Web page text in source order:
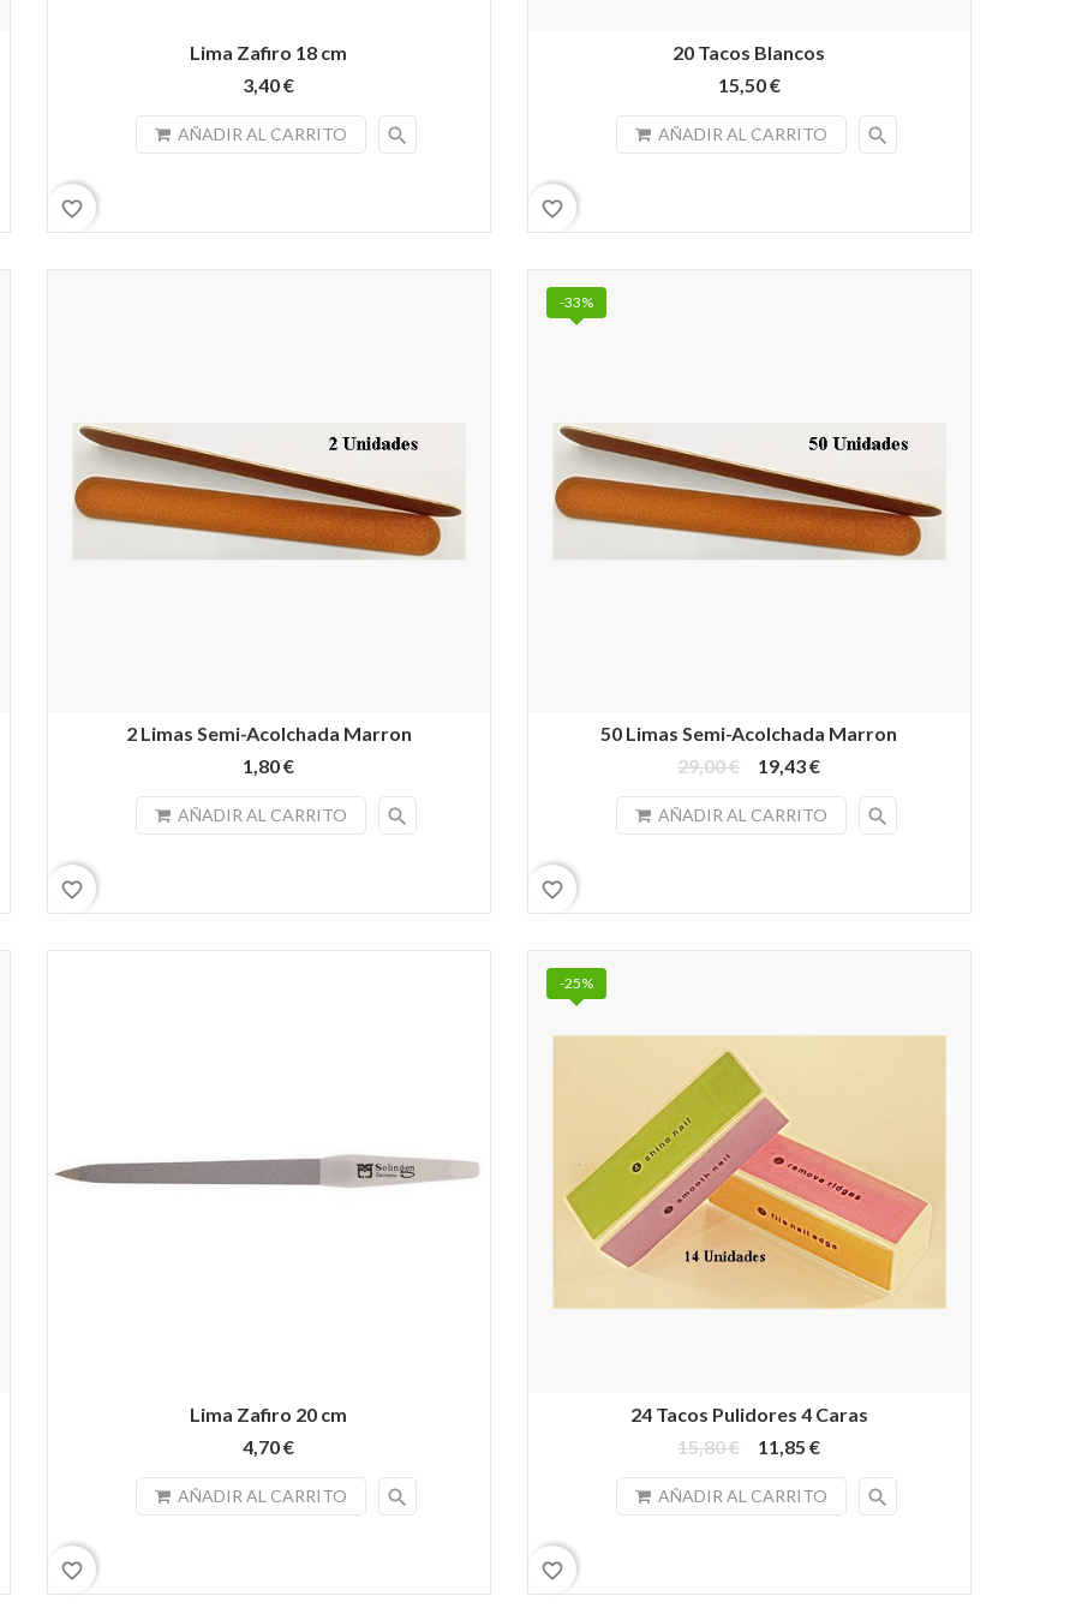
Lima Zafiro 18 cm
3,40 €
AÑADIR AL CARRITO search
favorite_border
20 Tacos Blancos
15,50 €
AÑADIR AL CARRITO search
favorite_border
2 Limas Semi-Acolchada Marron
1,80 €
AÑADIR AL CARRITO search
favorite_border
50 Limas Semi-Acolchada Marron
29,00 €
19,43 €
AÑADIR AL CARRITO search
-33%
favorite_border
Lima Zafiro 20 cm
4,70 €
AÑADIR AL CARRITO search
favorite_border
24 Tacos Pulidores 4 Caras
15,80 €
11,85 €
AÑADIR AL CARRITO search
-25%
favorite_border